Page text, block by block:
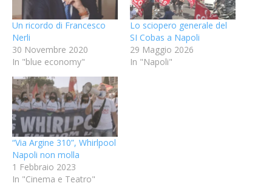
Un ricordo di Francesco
Nerli
30 Novembre 2020
In "blue economy"
Lo sciopero generale del
SI Cobas a Napoli
29 Maggio 2026
In "Napoli"
“Via Argine 310”, Whirlpool
Napoli non molla
1 Febbraio 2023
In "Cinema e Teatro"